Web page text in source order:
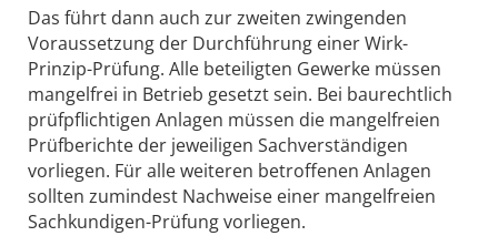
Das führt dann auch zur zweiten zwingenden
Voraussetzung der Durchführung einer Wirk-
Prinzip-Prüfung. Alle beteiligten Gewerke müssen
mangelfrei in Betrieb gesetzt sein. Bei baurechtlich
prüfpflichtigen Anlagen müssen die mangelfreien
Prüfberichte der jeweiligen Sachverständigen
vorliegen. Für alle weiteren betroffenen Anlagen
sollten zumindest Nachweise einer mangelfreien
Sachkundigen-Prüfung vorliegen.